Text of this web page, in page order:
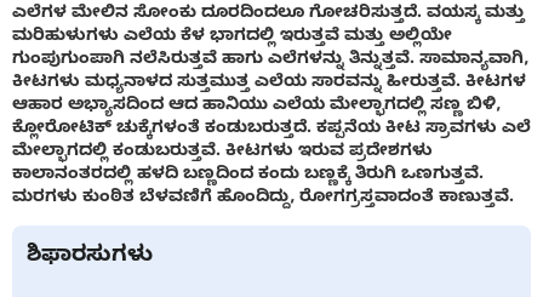
ಎಲೆಗಳ ಮೇಲಿನ ಸೋಂಕು ದೂರದಿಂದಲೂ ಗೋಚರಿಸುತ್ತದೆ. ವಯಸ್ಕ ಮತ್ತು
ಮರಿಹುಳುಗಳು ಎಲೆಯ ಕೆಳ ಭಾಗದಲ್ಲಿ ಇರುತ್ತವೆ ಮತ್ತು ಅಲ್ಲಿಯೇ
ಗುಂಪುಗುಂಪಾಗಿ ನಲೆಸಿರುತ್ತವೆ ಹಾಗು ಎಲೆಗಳನ್ನು ತಿನ್ನುತ್ತವೆ. ಸಾಮಾನ್ಯವಾಗಿ,
ಕೀಟಗಳು ಮಧ್ಯನಾಳದ ಸುತ್ತಮುತ್ತ ಎಲೆಯ ಸಾರವನ್ನು ಹೀರುತ್ತವೆ. ಕೀಟಗಳ
ಆಹಾರ ಅಭ್ಯಾಸದಿಂದ ಆದ ಹಾನಿಯು ಎಲೆಯ ಮೇಲ್ಭಾಗದಲ್ಲಿ ಸಣ್ಣ ಬಿಳಿ,
ಕ್ಲೋರೋಟಿಕ್ ಚುಕ್ಕೆಗಳಂತೆ ಕಂಡುಬರುತ್ತದೆ. ಕಪ್ಪನೆಯ ಕೀಟ ಸ್ರಾವಗಳು ಎಲೆ
ಮೇಲ್ಭಾಗದಲ್ಲಿ ಕಂಡುಬರುತ್ತವೆ. ಕೀಟಗಳು ಇರುವ ಪ್ರದೇಶಗಳು
ಕಾಲಾನಂತರದಲ್ಲಿ ಹಳದಿ ಬಣ್ಣದಿಂದ ಕಂದು ಬಣ್ಣಕ್ಕೆ ತಿರುಗಿ ಒಣಗುತ್ತವೆ.
ಮರಗಳು ಕುಂಠಿತ ಬೆಳವಣಿಗೆ ಹೊಂದಿದ್ದು, ರೋಗಗ್ರಸ್ತವಾದಂತೆ ಕಾಣುತ್ತವೆ.
ಶಿಫಾರಸುಗಳು